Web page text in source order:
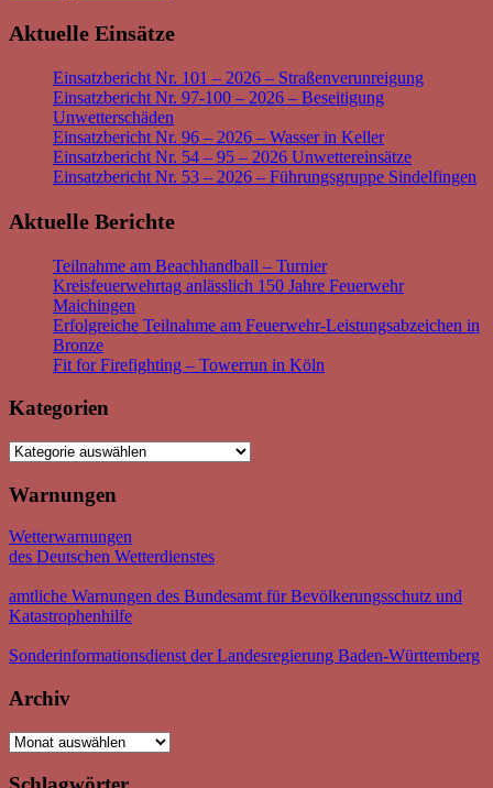
Aktuelle Einsätze
Einsatzbericht Nr. 101 – 2026 – Straßenverunreigung
Einsatzbericht Nr. 97-100 – 2026 – Beseitigung
Unwetterschäden
Einsatzbericht Nr. 96 – 2026 – Wasser in Keller
Einsatzbericht Nr. 54 – 95 – 2026 Unwettereinsätze
Einsatzbericht Nr. 53 – 2026 – Führungsgruppe Sindelfingen
Aktuelle Berichte
Teilnahme am Beachhandball – Turnier
Kreisfeuerwehrtag anlässlich 150 Jahre Feuerwehr
Maichingen
Erfolgreiche Teilnahme am Feuerwehr-Leistungsabzeichen in
Bronze
Fit for Firefighting – Towerrun in Köln
Kategorien
Kategorien
Warnungen
Wetterwarnungen
des Deutschen Wetterdienstes
amtliche Warnungen des Bundesamt für Bevölkerungsschutz und
Katastrophenhilfe
Sonderinformationsdienst der Landesregierung Baden-Württemberg
Archiv
Archiv